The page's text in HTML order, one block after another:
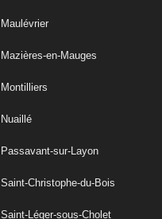
Maulévrier
Mazières-en-Mauges
Montilliers
Nuaillé
Passavant-sur-Layon
Saint-Christophe-du-Bois
Saint-Léger-sous-Cholet